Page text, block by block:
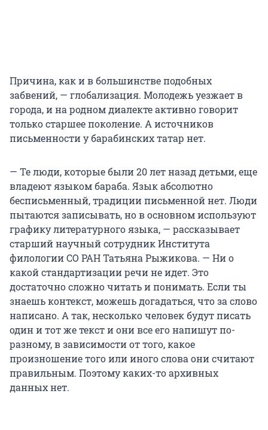
Причина, как и в большинстве подобных
забвений, — глобализация. Молодежь уезжает в
города, и на родном диалекте активно говорит
только старшее поколение. А источников
письменности у барабинских татар нет.
— Те люди, которые были 20 лет назад детьми, еще
владеют языком бараба. Язык абсолютно
бесписьменный, традиции письменной нет. Люди
пытаются записывать, но в основном используют
графику литературного языка, — рассказывает
старший научный сотрудник Института
филологии СО РАН Татьяна Рыжикова. — Ни о
какой стандартизации речи не идет. Это
достаточно сложно читать и понимать. Если ты
знаешь контекст, можешь догадаться, что за слово
написано. А так, несколько человек будут писать
один и тот же текст и они все его напишут по-
разному, в зависимости от того, какое
произношение того или иного слова они считают
правильным. Поэтому каких-то архивных
данных нет.